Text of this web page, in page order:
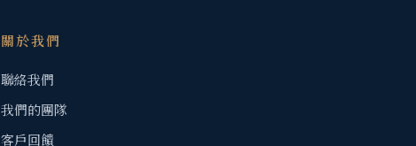
關於我們
聯絡我們
我們的團隊
客戶回饋